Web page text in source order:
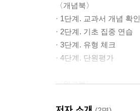
〈개념북〉
· 1단계. 교과서 개념 확인
· 2단계. 기초 집중 연습
· 3단계. 유형 체크
· 4단계. 단원평가
〈워크북〉